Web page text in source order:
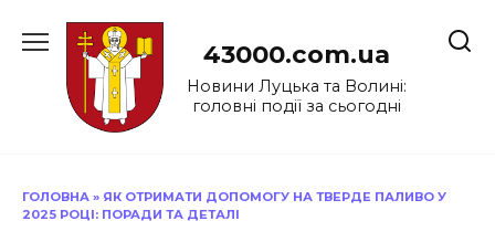
до
43000.com.ua
Новини Луцька та Волині:
головні події за сьогодні
ГОЛОВНА » ЯК ОТРИМАТИ ДОПОМОГУ НА ТВЕРДЕ ПАЛИВО У
2025 РОЦІ: ПОРАДИ ТА ДЕТАЛІ